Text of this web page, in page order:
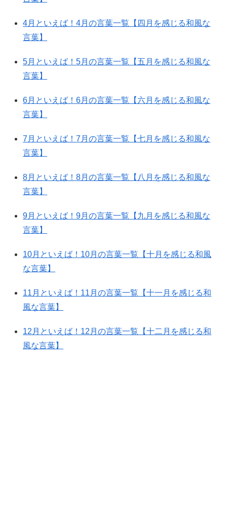
4月といえば！4月の言葉一覧【四月を感じる和風な
言葉】
5月といえば！5月の言葉一覧【五月を感じる和風な
言葉】
6月といえば！6月の言葉一覧【六月を感じる和風な
言葉】
7月といえば！7月の言葉一覧【七月を感じる和風な
言葉】
8月といえば！8月の言葉一覧【八月を感じる和風な
言葉】
9月といえば！9月の言葉一覧【九月を感じる和風な
言葉】
10月といえば！10月の言葉一覧【十月を感じる和風
な言葉】
11月といえば！11月の言葉一覧【十一月を感じる和
風な言葉】
12月といえば！12月の言葉一覧【十二月を感じる和
風な言葉】